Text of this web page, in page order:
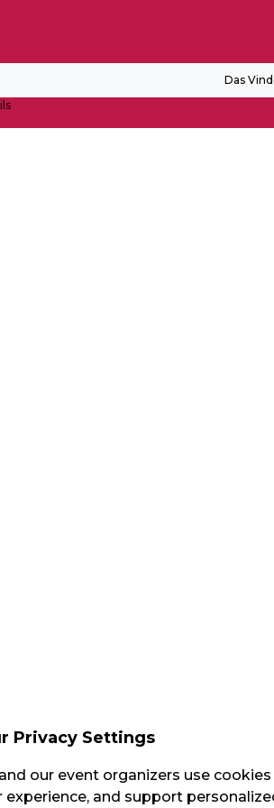
Das
Kat. 3
Privacy Settings
our event organizers use
experience, and support